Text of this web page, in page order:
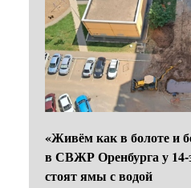
«Живём как в болоте и
в СВЖР Оренбурга у
стоят ямы с водой